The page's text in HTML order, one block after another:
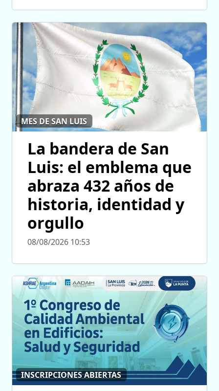
MES DE SAN LUIS
La bandera de San
Luis: el emblema que
abraza 432 años de
historia, identidad y
orgullo
08/08/2026 10:53
INSCRIPCIONES ABIERTAS